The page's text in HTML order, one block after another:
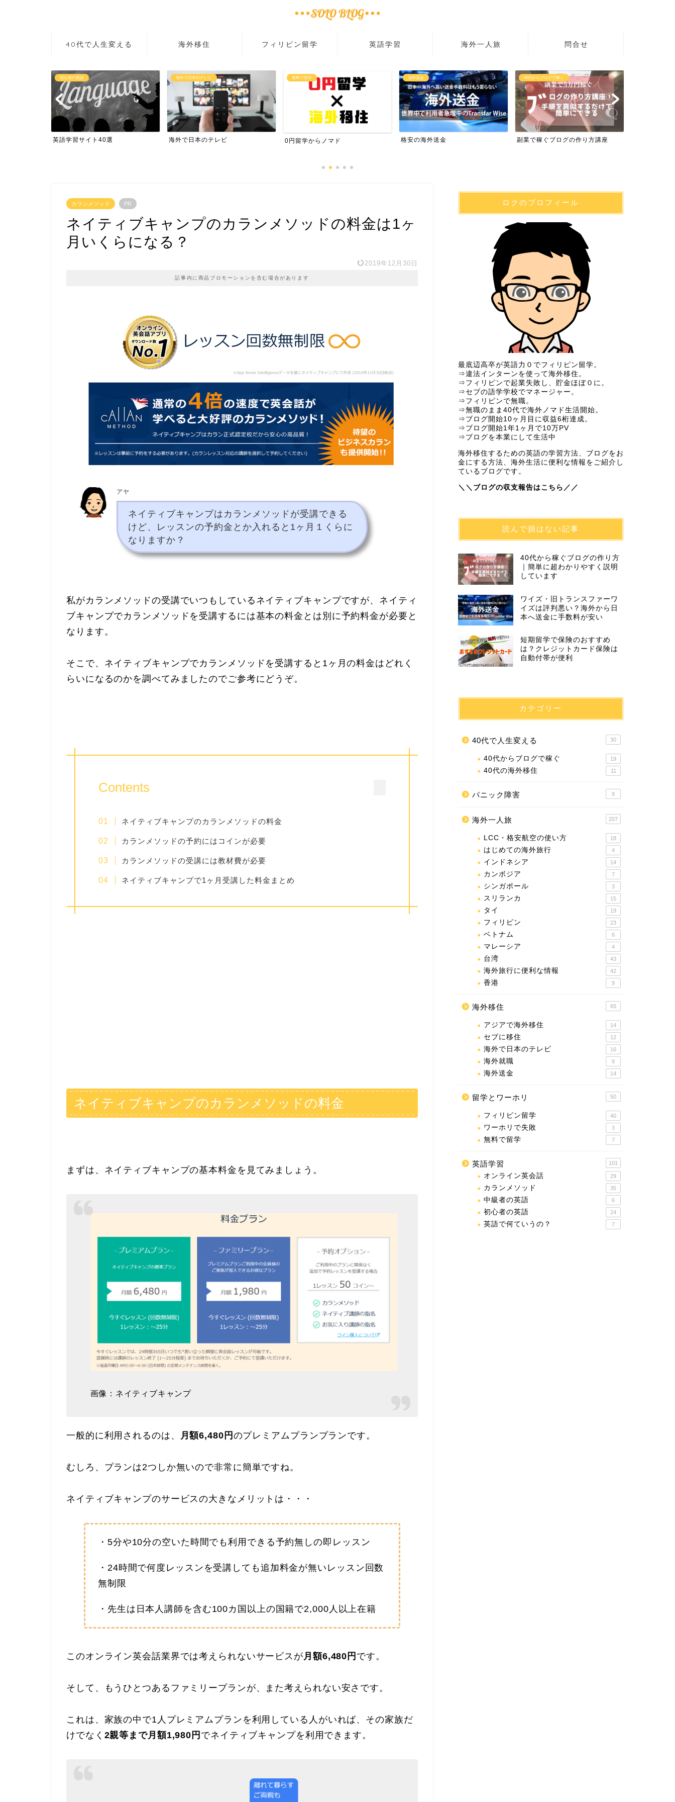
40代で人生変える 海外移住 フィリピン留学 英語学習 海外一人旅 問合せ
海外で日本のテレビ
海外で日本のテレビ
無料で留学
0円留学からノマド
海外送金
格安の海外送金
40代からブログで稼ぐ
副業で稼ぐブログの作り方講座
初心者の英語
英語学習サイト40選
カランメソッド PR
ネイティブキャンプのカランメソッドの料金は1ヶ
月いくらになる？
2019年12月30日
記事内に商品プロモーションを含む場合があります
アヤ
ネイティブキャンプはカランメソッドが受講できる
けど、レッスンの予約金とか入れると1ヶ月１くらに
なりますか？
私がカランメソッドの受講でいつもしているネイティブキャンプですが、ネイティ
ブキャンプでカランメソッドを受講するには基本の料金とは別に予約料金が必要と
なります。
そこで、ネイティブキャンプでカランメソッドを受講すると1ヶ月の料金はどれく
らいになるのかを調べてみましたのでご参考にどうぞ。
Contents
ネイティブキャンプのカランメソッドの料金
カランメソッドの予約にはコインが必要
カランメソッドの受講には教材費が必要
ネイティブキャンプで1ヶ月受講した料金まとめ
ネイティブキャンプのカランメソッドの料金
まずは、ネイティブキャンプの基本料金を見てみましょう。
画像：ネイティブキャンプ
一般的に利用されるのは、 月額6,480円 のプレミアムプランプランです。
むしろ、プランは2つしか無いので非常に簡単ですね。
ネイティブキャンプのサービスの大きなメリットは・・・
・5分や10分の空いた時間でも利用できる予約無しの即レッスン
・24時間で何度レッスンを受講しても追加料金が無いレッスン回数
無制限
・先生は日本人講師を含む100カ国以上の国籍で2,000人以上在籍
このオンライン英会話業界では考えられないサービスが月額6,480円 です。
そして、もうひとつあるファミリープランが、また考えられない安さです。
これは、家族の中で1人プレミアムプランを利用している人がいれば、その家族だ
けでなく 2親等まで月額1,980円 でネイティブキャンプを利用できます。
ロクのプロフィール
最底辺高卒が英語力０でフィリピン留学。
⇒違法インターンを使って海外移住。
⇒フィリピンで起業失敗し、貯金ほぼ０に。
⇒セブの語学学校でマネージャー。
⇒フィリピンで無職。
⇒無職のまま40代で海外ノマド生活開始。
⇒ブログ開始10ヶ月目に収益6桁達成。
⇒ブログ開始1年1ヶ月で10万PV
⇒ブログを本業にして生活中
海外移住するための英語の学習方法、ブログをお
金にする方法、海外生活に便利な情報をご紹介し
ているブログです。
＼＼ブログの収支報告はこちら／／
読んで損はない記事
40代から稼ぐブログの作り方
｜簡単に超わかりやすく説明
しています
ワイズ・旧トランスファーワ
イズは評判悪い？海外から日
本へ送金に手数料が安い
短期留学で保険のおすすめ
は？クレジットカード保険は
自動付帯が便利
カテゴリー
40代で人生変える 30
40代からブログで稼ぐ 19
40代の海外移住 11
パニック障害 9
海外一人旅 207
LCC・格安航空の使い方 18
はじめての海外旅行 4
インドネシア 14
カンボジア 7
シンガポール 3
スリランカ 15
タイ 19
フィリピン 23
ベトナム 6
マレーシア 4
台湾 43
海外旅行に便利な情報 42
香港 9
海外移住 65
アジアで海外移住 14
セブに移住 12
海外で日本のテレビ 16
海外就職 9
海外送金 14
留学とワーホリ 50
フィリピン留学 40
ワーホリで失敗 3
無料で留学 7
英語学習 101
オンライン英会話 29
カランメソッド 35
中級者の英語 6
初心者の英語 24
英語で何ていうの？ 7